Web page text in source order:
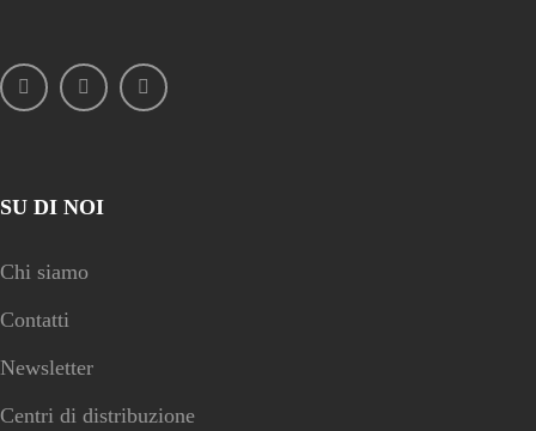
SU DI NOI
Chi siamo
Contatti
Newsletter
Centri di distribuzione